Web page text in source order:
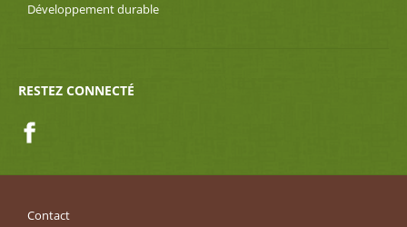
Développement durable
RESTEZ CONNECTÉ
Contact